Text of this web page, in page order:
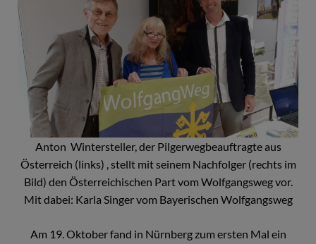
Anton Wintersteller, der Pilgerwegbeauftragte aus
Österreich (links) , stellt mit seinem Nachfolger (rechts im
Bild) den Österreichischen Part vom Wolfgangsweg vor.
Mit dabei: Karla Singer vom Bayerischen Wolfgangsweg
Am 19. Oktober fand in Nürnberg zum ersten Mal ein